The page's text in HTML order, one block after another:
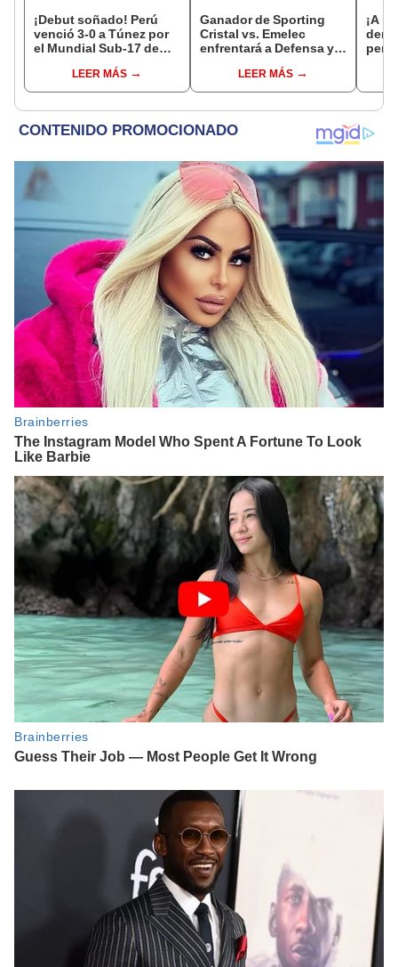
¡Debut soñado! Perú
venció 3-0 a Túnez por
el Mundial Sub-17 de
LEER MÁS
Ganador de Sporting
Cristal vs. Emelec
enfrentará a Defensa y
Sudamericana
LEER MÁS
¡A